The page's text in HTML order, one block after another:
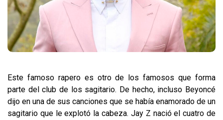
Este famoso rapero es otro de los famosos que forma
parte del club de los sagitario. De hecho, incluso Beyoncé
dijo en una de sus canciones que se había enamorado de un
sagitario que le explotó la cabeza. Jay Z nació el cuatro de